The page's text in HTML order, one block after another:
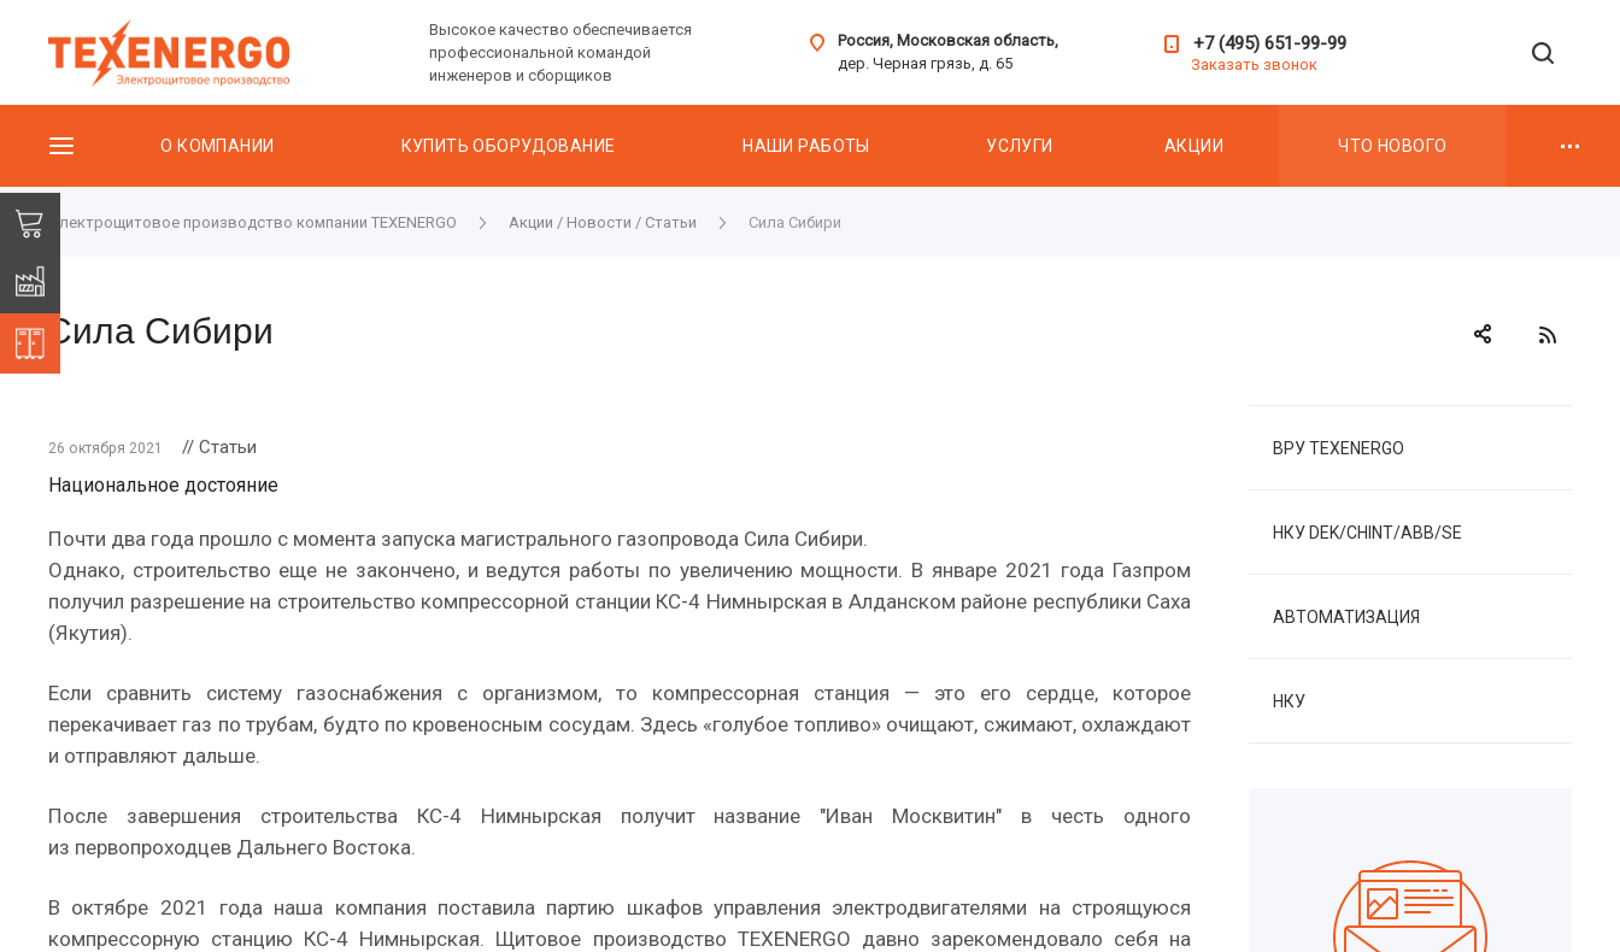
Высокое качество обеспечивается
профессиональной командой
инженеров и сборщиков
Россия, Московская область,
дер. Черная грязь, д. 65
+7 (495) 651-99-99
Заказать звонок
О КОМПАНИИ КУПИТЬ ОБОРУДОВАНИЕ НАШИ РАБОТЫ УСЛУГИ АКЦИИ ЧТО НОВОГО
Электрощитовое производство компании TEXENERGO Акции / Новости / Статьи Сила Сибири
Сила Сибири
26 октября 2021 // Статьи
Национальное достояние
Почти два года прошло с момента запуска магистрального газопровода Сила Сибири.
Однако, строительство еще не закончено, и ведутся работы по увеличению мощности. В январе 2021 года Газпром
получил разрешение на строительство компрессорной станции КС-4 Нимнырская в Алданском районе республики Саха
(Якутия).
Если сравнить систему газоснабжения с организмом, то компрессорная станция — это его сердце, которое
перекачивает газ по трубам, будто по кровеносным сосудам. Здесь «голубое топливо» очищают, сжимают, охлаждают
и отправляют дальше.
После завершения строительства КС-4 Нимнырская получит название "Иван Москвитин" в честь одного
из первопроходцев Дальнего Востока.
В октябре 2021 года наша компания поставила партию шкафов управления электродвигателями на строящуюся
компрессорную станцию КС-4 Нимнырская. Щитовое производство TEXENERGO давно зарекомендовало себя на
ВРУ TEXENERGO
НКУ DEK/CHINT/ABB/SE
АВТОМАТИЗАЦИЯ
НКУ